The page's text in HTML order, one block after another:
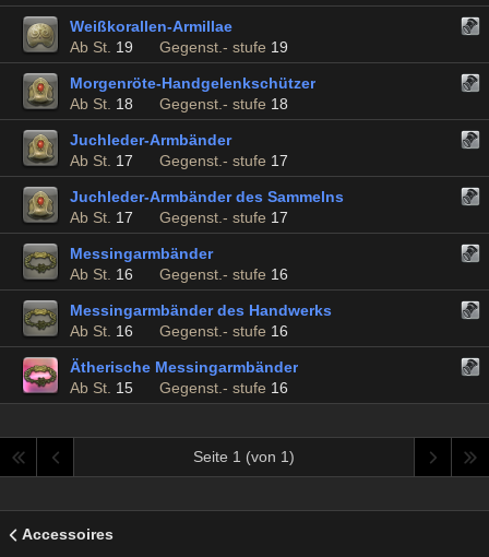
Weißkorallen-Armillae
Ab St. 19 Gegenst.- stufe 19
Morgenröte-Handgelenkschützer
Ab St. 18 Gegenst.- stufe 18
Juchleder-Armbänder
Ab St. 17 Gegenst.- stufe 17
Juchleder-Armbänder des Sammelns
Ab St. 17 Gegenst.- stufe 17
Messingarmbänder
Ab St. 16 Gegenst.- stufe 16
Messingarmbänder des Handwerks
Ab St. 16 Gegenst.- stufe 16
Ätherische Messingarmbänder
Ab St. 15 Gegenst.- stufe 16
Seite 1 (von 1)
Accessoires